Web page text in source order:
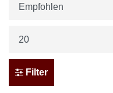
Filter